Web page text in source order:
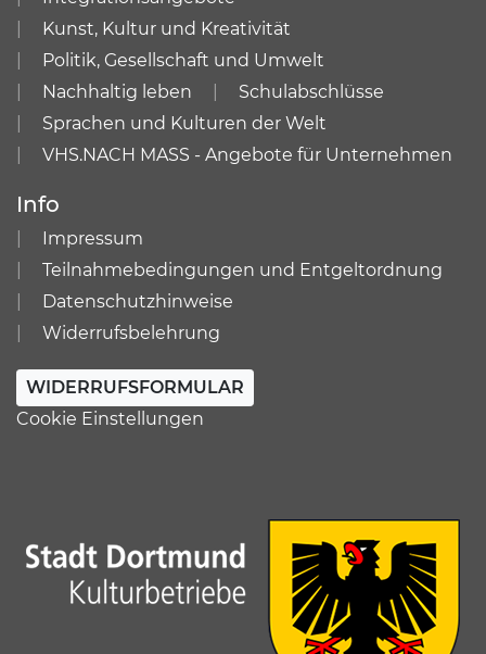
Kunst, Kultur und Kreativität
Politik, Gesellschaft und Umwelt
Nachhaltig leben
Schulabschlüsse
Sprachen und Kulturen der Welt
VHS.NACH MASS - Angebote für Unternehmen
Info
Impressum
Teilnahmebedingungen und Entgeltordnung
Datenschutzhinweise
Widerrufsbelehrung
WIDERRUFSFORMULAR
Cookie Einstellungen